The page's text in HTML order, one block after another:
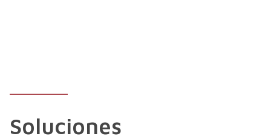
Soluciones